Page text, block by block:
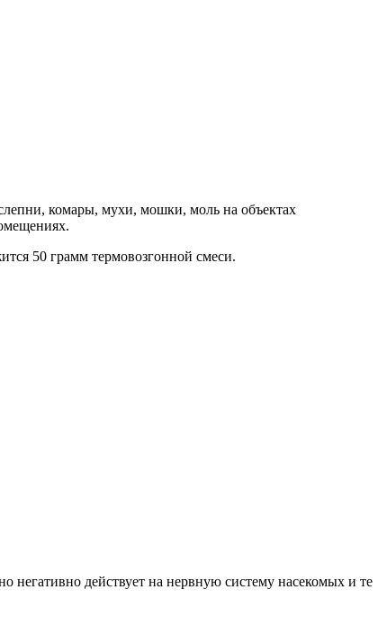
комары, мухи, мошки, моль на объектах
50 грамм термовозгонной смеси.
действует на нервную систему насекомых и те